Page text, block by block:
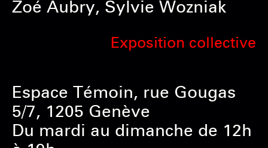
Zoé Aubry, Sylvie Wozniak
Exposition collective
Espace Témoin, rue Gougas
5/7, 1205 Genève
Du mardi au dimanche de 12h